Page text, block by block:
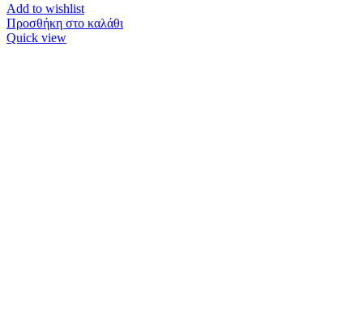
Add to wishlist
Προσθήκη στο καλάθι
Quick view